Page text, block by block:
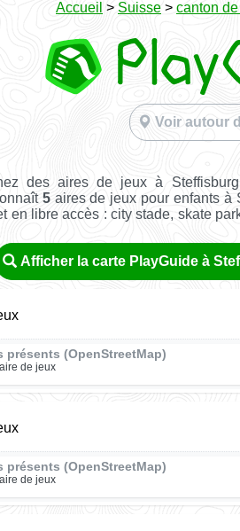
Accueil > Suisse > canton
Voir autour
des aires de jeux à
5aires de jeux pour enfants à
en libre accès : city stade, skate
Afficher la carte PlayGuide à
présents (OpenStreetMap)
aire de jeux
présents (OpenStreetMap)
aire de jeux